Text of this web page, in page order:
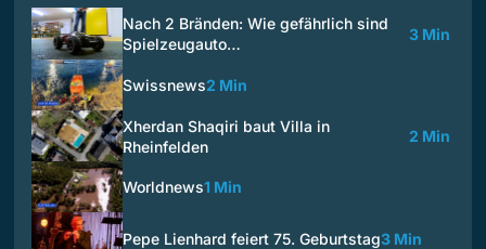
Nach 2 Bränden: Wie gefährlich sind
Spielzeugauto…
3 Min
Swissnews2 Min
Xherdan Shaqiri baut Villa in
Rheinfelden
2 Min
Worldnews1 Min
Pepe Lienhard feiert 75. Geburtstag3 Min